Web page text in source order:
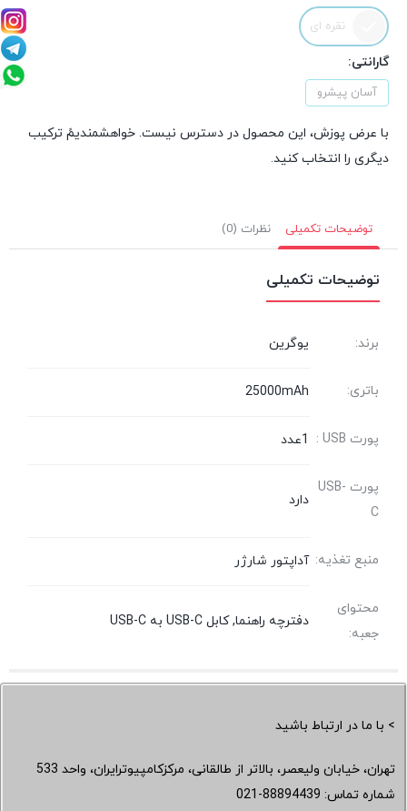
نقره ای
گارانتی:
آسان پیشرو
با عرض پوزش، این محصول در دسترس نیست. خواهشمندیمً ترکیب
دیگری را انتخاب کنید.
توضیحات تکمیلی نظرات (0)
توضیحات تکمیلی
برند: یوگرین
باتری: 25000mAh
پورت USB : 1عدد
پورت USB-
C
دارد
منبع تغذیه: آداپتور شارژر
محتوای
جعبه:
دفترچه راهنما, کابل USB-C به USB-C
> با ما در ارتباط باشید
تهران، خیابان ولیعصر، بالاتر از طالقانی، مرکزکامپیوترایران، واحد 533
شماره تماس: 021-88894439